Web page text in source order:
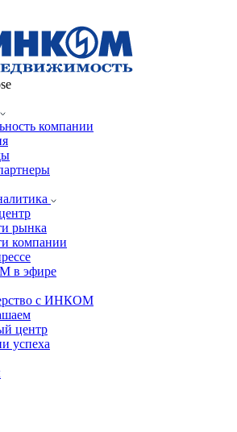
компании
рынка
компании
в эфире
с ИНКОМ
центр
успеха